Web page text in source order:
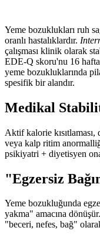
Yeme bozuklukları ruh
oranlı hastalıklardır.
çalışması klinik olarak
EDE-Q skoru'nu 16
yeme bozukluklarında
spesifik bir alandır.
Medikal
Aktif kalorie
veya kalp ritim
psikiyatri + diyetisyen
"Egzersiz
Yeme bozukluğunda
yakma" amacına
"beceri, nefes, bağ"